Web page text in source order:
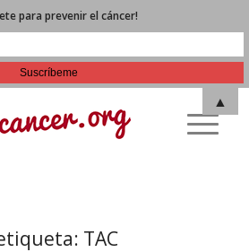
TAC
para prevenir el cáncer!
▲